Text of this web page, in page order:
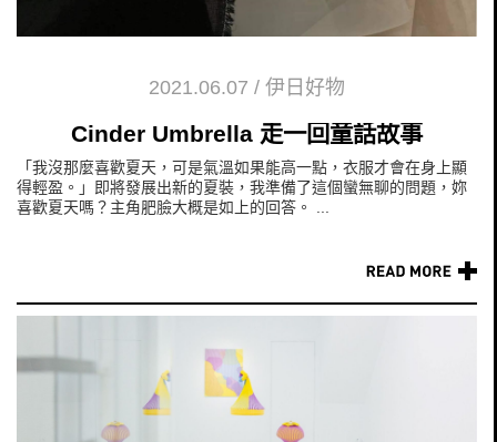
2021.06.07 / 伊日好物
Cinder Umbrella 走一回童話故事
「我沒那麼喜歡夏天，可是氣溫如果能高一點，衣服才會在身上顯
得輕盈。」即將發展出新的夏裝，我準備了這個蠻無聊的問題，妳
喜歡夏天嗎？主角肥臉大概是如上的回答。 ...